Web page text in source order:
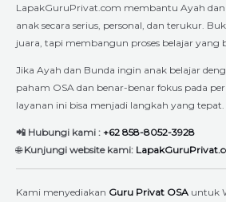
LapakGuruPrivat.com membantu Ayah
anak secara serius, personal, dan terukur.
juara, tapi membangun proses belajar yang
Jika Ayah dan Bunda ingin anak belajar
paham OSA dan benar-benar fokus pada
layanan ini bisa menjadi langkah yang tepat.
📲 Hubungi kami : +62 858-8052-3928
🌐Kunjungi website kami:
Kami menyediakan Guru Privat OSA untuk